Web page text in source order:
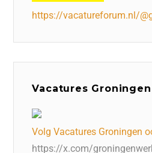
https://vacatureforum.nl/
Vacatures
Volg Vacatures Groningen
https://x.com/